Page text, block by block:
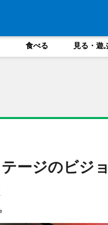
食べる 見る・遊
ージのビジ